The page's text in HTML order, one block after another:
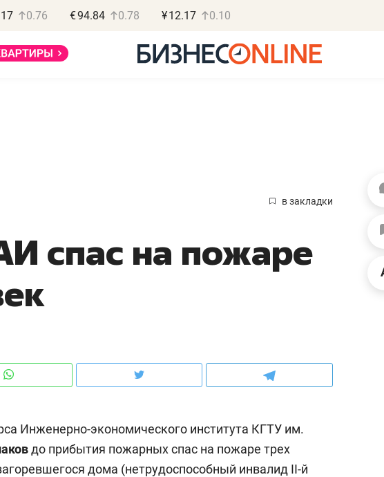
0.76 €94.84 0.78 ¥12.17 0.10
в закладки
спас на пожаре
Инженерно-экономического института КГТУ им.
до прибытия пожарных спас на пожаре трех
дома (нетрудоспособный инвалид II-й
«Не зная
правил, бизнес
потерять